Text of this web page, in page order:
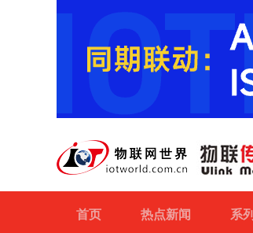
首页 热点新闻 系